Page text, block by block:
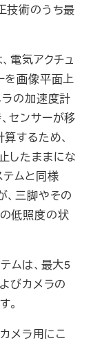
技術のうち最
電気アクチュ
を画像平面上
ラの加速度計
センサーが移
するため、
したままにな
テムと同様
、三脚やその
低照度の状
ムは、最大5
びカメラの
。
メラ用にこ